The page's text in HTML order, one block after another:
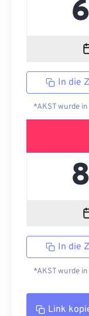
In die
*AKST wurde
In die
*AKST wurde
Link